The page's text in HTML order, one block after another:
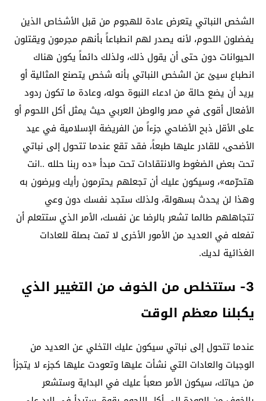
الشخص النباتي يتعرض عادة للهجوم من قبل الأشخاص الذين
يفضلون اللحوم، لأنه يصدر لهم انطباعاً بأنهم مجرمون ويقتلون
الحيوانات دون حتى أن يقول ذلك، ولذلك دائماً يكون هناك
انطباع سيئ عن الشخص النباتي بأنه شخص يتصنع المثالية أو
يريد أن يضع حالة من ادعاء النبوة حوله، وعادة ما تكون ردود
الأفعال أقوى في مصر والوطن العربي حيث يمثل أكل اللحوم أو
على الأقل ذبح الأضاحي جزءاً من الفريضة الإسلامية في عيد
الأضحى، للقادر عليها طبعاً، فقد تقع عندما تتحول إلى نباتي
تحت بعض الضغوط والانتقادات تحت مبدأ «ده ربنا حلله ..انت
هتحرّمه»، وسيكون عليك أن تجعلهم يحترمون رأيك ويرضون به
وهذا لن يحدث بسهولة، ولذلك ستجد نفسك دون وعي
تتجاهلهم طالما تشعر بالرضا عن نفسك، الأمر الذي ستتعلم أن
تفعله في العديد من الأمور الأخرى لا تمت بصلة للعادات
الغذائية لديك.
3- ستتخلص من الخوف من التغيير الذي
يكبلنا معظم الوقت
عندما تتحول إلى نباتي سيكون عليك التخلي عن العديد من
الوجبات والعادات التي نشأت عليها وتعودت عليها كجزء لا يتجزأ
من حياتك، سيكون الأمر صعباً عليك في البداية وستشعر